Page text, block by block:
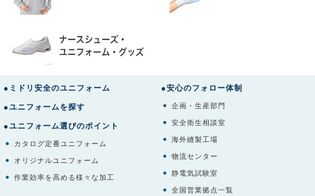
●ミドリ安全のユニフォーム
●ユニフォームを探す
●ユニフォーム選びのポイント
カタログ定番ユニフォーム
オリジナルユニフォーム
作業効率を高める様々な加工
●安心のフォロー体制
企画・生産部門
安全衛生相談室
海外縫製工場
物流センター
静電気試験室
全国営業拠点一覧